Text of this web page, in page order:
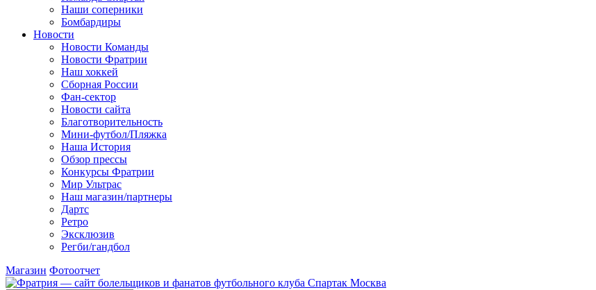
Наши соперники
Бомбардиры
Новости
Новости Команды
Новости Фратрии
Наш хоккей
Сборная России
Фан-cектор
Новости сайта
Благотворительность
Мини-футбол/Пляжка
Наша История
Обзор прессы
Конкурсы Фратрии
Мир Ультрас
Наш магазин/партнеры
Дартс
Ретро
Эксклюзив
Регби/гандбол
Магазин Фотоотчет